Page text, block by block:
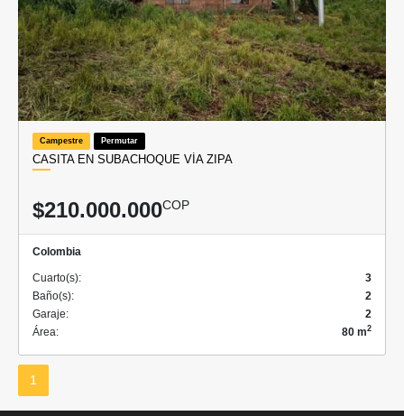
Campestre Permutar
CASITA EN SUBACHOQUE VÍA ZIPA
$210.000.000COP
Colombia
Cuarto(s):
3
Baño(s):
2
Garaje:
2
Área:
80 m2
1